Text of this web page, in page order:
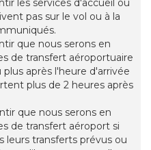
les services d'accueil ou
pas sur le vol ou à la
que nous serons en
de transfert aéroportuaire
après l'heure d'arrivée
plus de 2 heures après
que nous serons en
de transfert aéroport si
leurs transferts prévus ou